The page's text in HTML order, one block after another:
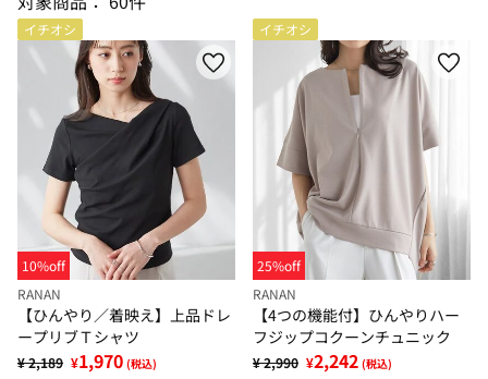
イチオシ
10%off
RANAN
【ひんやり／着映え】上品ドレ
ープリブＴシャツ
¥ 2,189 ¥1,970 (税込)
イチオシ
25%off
RANAN
【4つの機能付】ひんやりハー
フジップコクーンチュニック
¥ 2,990 ¥2,242 (税込)